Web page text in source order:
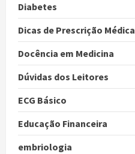
Diabetes
Dicas de Prescrição Médica
Docência em Medicina
Dúvidas dos Leitores
ECG Básico
Educação Financeira
embriologia